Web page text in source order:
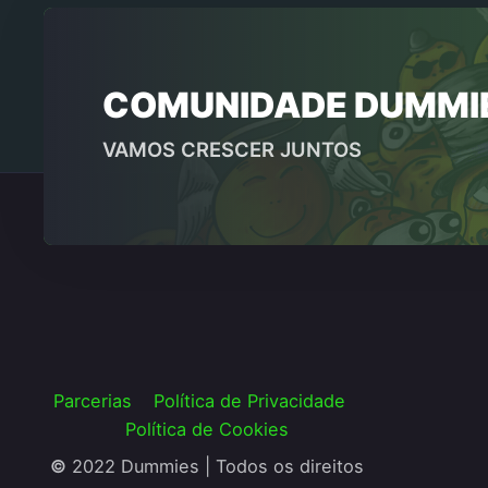
COMUNIDADE
VAMOS CRESCER JUNTOS
Parcerias
Política de Privacidade
Política de Cookies
© 2022 Dummies | Todos os direitos